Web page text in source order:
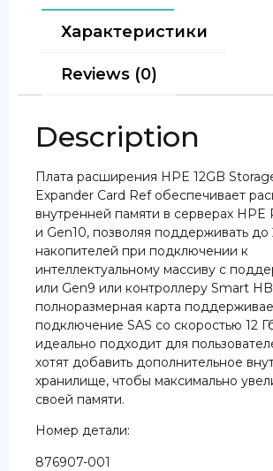
Характеристики
Reviews (0)
Description
Плата расширения HPE 12GB
Expander Card Ref обеспечивает
внутренней памяти в серверах HPE
и Gen10, позволяя поддерживать до
накопителей при подключении к
интеллектуальному массиву с
или Gen9 или контроллеру Smart
полноразмерная карта
подключение SAS со скоростью 12
идеально подходит для
хотят добавить дополнительное
хранилище, чтобы максимально
своей памяти.
Номер детали:
876907-001